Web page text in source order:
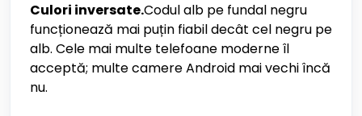
Culori inversate.Codul alb pe fundal negru
funcționează mai puțin fiabil decât cel negru pe
alb. Cele mai multe telefoane moderne îl
acceptă; multe camere Android mai vechi încă
nu.